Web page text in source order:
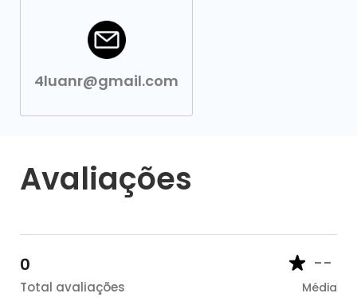
4luanr@gmail.com
Avaliações
0
Total avaliações
--
Média